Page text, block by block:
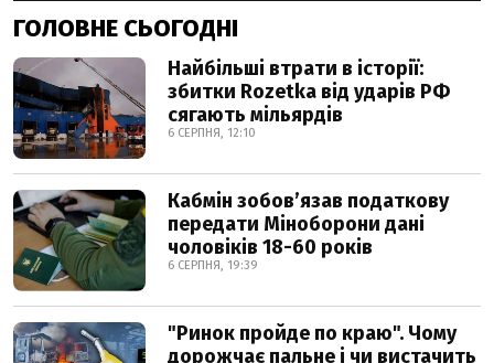
ГОЛОВНЕ СЬОГОДНІ
Найбільші втрати в історії:
збитки Rozetka від ударів РФ
сягають мільярдів
6 СЕРПНЯ, 12:10
Кабмін зобовʼязав податкову
передати Міноборони дані
чоловіків 18-60 років
6 СЕРПНЯ, 19:39
"Ринок пройде по краю". Чому
дорожчає пальне і чи вистачить